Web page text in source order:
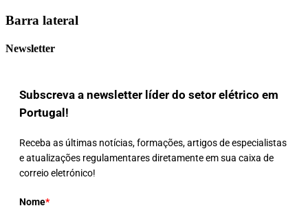
Barra lateral
Newsletter
Subscreva a newsletter líder do setor elétrico em
Portugal!
Receba as últimas notícias, formações, artigos de especialistas
e atualizações regulamentares diretamente em sua caixa de
correio eletrónico!
Nome*